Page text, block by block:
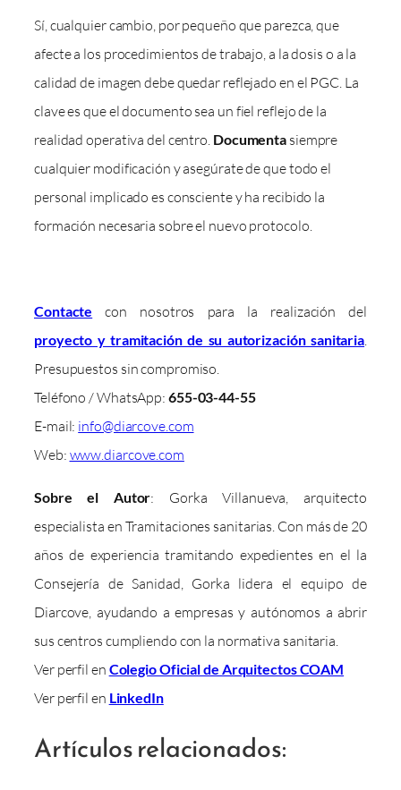
Sí, cualquier cambio, por pequeño que parezca, que
afecte a los procedimientos de trabajo, a la dosis o a la
calidad de imagen debe quedar reflejado en el PGC. La
clave es que el documento sea un fiel reflejo de la
realidad operativa del centro. Documenta siempre
cualquier modificación y asegúrate de que todo el
personal implicado es consciente y ha recibido la
formación necesaria sobre el nuevo protocolo.
Contacte con nosotros para la realización del
proyecto y tramitación de su autorización sanitaria.
Presupuestos sin compromiso.
Teléfono / WhatsApp: 655-03-44-55
E-mail: info@diarcove.com
Web: www.diarcove.com
Sobre el Autor: Gorka Villanueva, arquitecto
especialista en Tramitaciones sanitarias. Con más de 20
años de experiencia tramitando expedientes en el la
Consejería de Sanidad, Gorka lidera el equipo de
Diarcove, ayudando a empresas y autónomos a abrir
sus centros cumpliendo con la normativa sanitaria.
Ver perfil en Colegio Oficial de Arquitectos COAM
Ver perfil en LinkedIn
Artículos relacionados: